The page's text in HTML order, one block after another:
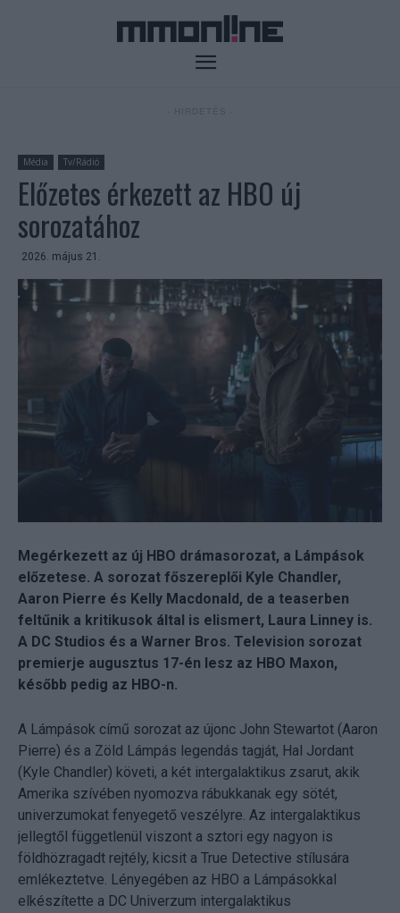
Média Tv/Rádió
Előzetes érkezett az HBO új
sorozatához
2026. május 21.
Megérkezett az új HBO drámasorozat, a Lámpások
előzetese. A sorozat főszereplői Kyle Chandler,
Aaron Pierre és Kelly Macdonald, de a teaserben
feltűnik a kritikusok által is elismert, Laura Linney is.
A DC Studios és a Warner Bros. Television sorozat
premierje augusztus 17-én lesz az HBO Maxon,
később pedig az HBO-n.
A Lámpások című sorozat az újonc John Stewartot (Aaron
Pierre) és a Zöld Lámpás legendás tagját, Hal Jordant
(Kyle Chandler) követi, a két intergalaktikus zsarut, akik
Amerika szívében nyomozva rábukkanak egy sötét,
univerzumokat fenyegető veszélyre. Az intergalaktikus
jellegtől függetlenül viszont a sztori egy nagyon is
földhözragadt rejtély, kicsit a True Detective stílusára
emlékeztetve. Lényegében az HBO a Lámpásokkal
elkészítette a DC Univerzum intergalaktikus